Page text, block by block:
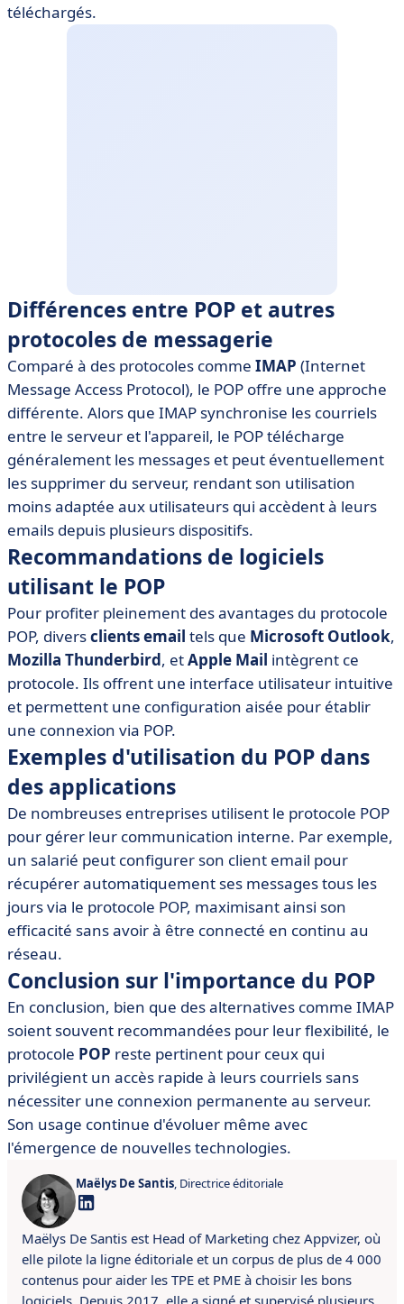
téléchargés.
Différences entre POP et autres
protocoles de messagerie
Comparé à des protocoles comme IMAP (Internet
Message Access Protocol), le POP offre une approche
différente. Alors que IMAP synchronise les courriels
entre le serveur et l'appareil, le POP télécharge
généralement les messages et peut éventuellement
les supprimer du serveur, rendant son utilisation
moins adaptée aux utilisateurs qui accèdent à leurs
emails depuis plusieurs dispositifs.
Recommandations de logiciels
utilisant le POP
Pour profiter pleinement des avantages du protocole
POP, diversclients email tels que Microsoft Outlook,
Mozilla Thunderbird, etApple Mail intègrent ce
protocole. Ils offrent une interface utilisateur intuitive
et permettent une configuration aisée pour établir
une connexion via POP.
Exemples d'utilisation du POP dans
des applications
De nombreuses entreprises utilisent le protocole POP
pour gérer leur communication interne. Par exemple,
un salarié peut configurer son client email pour
récupérer automatiquement ses messages tous les
jours via le protocole POP, maximisant ainsi son
efficacité sans avoir à être connecté en continu au
réseau.
Conclusion sur l'importance du POP
En conclusion, bien que des alternatives comme IMAP
soient souvent recommandées pour leur flexibilité, le
protocole POP reste pertinent pour ceux qui
privilégient un accès rapide à leurs courriels sans
nécessiter une connexion permanente au serveur.
Son usage continue d'évoluer même avec
l'émergence de nouvelles technologies.
Maëlys De Santis, Directrice éditoriale
Maëlys De Santis est Head of Marketing chez Appvizer, où
elle pilote la ligne éditoriale et un corpus de plus de 4 000
contenus pour aider les TPE et PME à choisir les bons
logiciels. Depuis 2017, elle a signé et supervisé plusieurs